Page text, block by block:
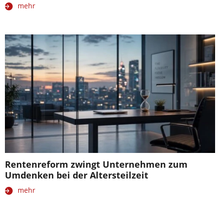
mehr
Rentenreform zwingt Unternehmen zum
Umdenken bei der Altersteilzeit
mehr